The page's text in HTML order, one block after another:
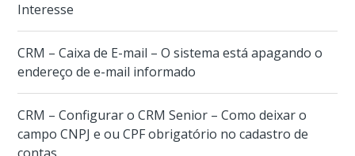
Interesse
CRM – Caixa de E-mail – O sistema está apagando o
endereço de e-mail informado
CRM – Configurar o CRM Senior – Como deixar o
campo CNPJ e ou CPF obrigatório no cadastro de